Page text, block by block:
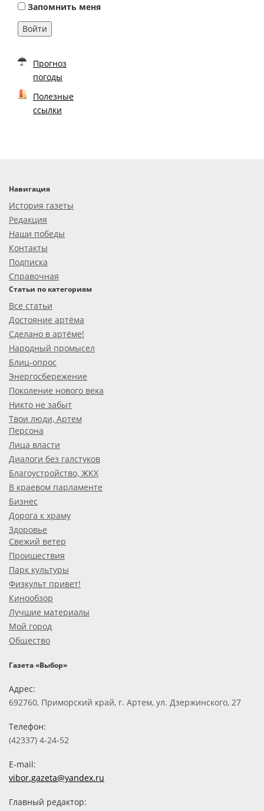
Запомнить меня
Войти
Прогноз
погоды
Полезные
ссылки
Навигация
История газеты
Редакция
Наши победы
Контакты
Подписка
Справочная
Статьи по категориям
Все статьи
Достояние артёма
Сделано в артёме!
Народный промысел
Блиц-опрос
Энергосбережение
Поколение нового века
Никто не забыт
Твои люди, Артем
Персона
Лица власти
Диалоги без галстуков
Благоустройство, ЖКХ
В краевом парламенте
Бизнес
Дорога к храму
Здоровье
Свежий ветер
Проишествия
Парк культуры
Физкульт привет!
Кинообзор
Лучшие материалы
Мой город
Общество
Газета «Выбор»
Адрес:
692760, Приморский край, г. Артем, ул. Дзержинского, 27
Телефон:
(42337) 4-24-52
E-mail:
vibor.gazeta@yandex.ru
Главный редактор: